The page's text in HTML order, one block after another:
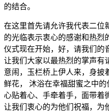
的结合。
在这里首先请允许我代表二位
的光临表示衷心的感谢和热烈
仪式现在开始，好，请我们的
让我们大家以最热烈的掌声有
意闹，玉栏桥上伊人来，身披
鲜花， 沐浴在幸福甜蜜之中
心贴着心、手牵着手，面带着
让我们衷心的为他们祝福，为